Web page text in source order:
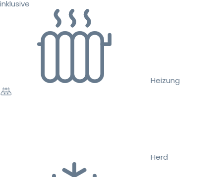
inklusive
Heizung
Herd